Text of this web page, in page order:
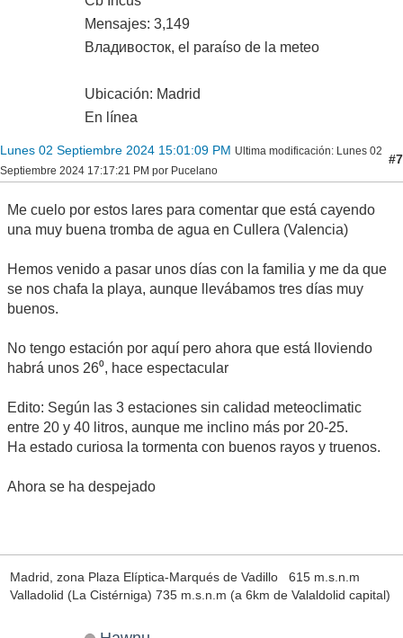
Mensajes: 3,149
Владивосток, el paraíso de la meteo
Ubicación: Madrid
En línea
Lunes 02 Septiembre 2024 15:01:09 PM Ultima modificación: Lunes 02
Septiembre 2024 17:17:21 PM por Pucelano
#7
Me cuelo por estos lares para comentar que está cayendo
una muy buena tromba de agua en Cullera (Valencia)
Hemos venido a pasar unos días con la familia y me da que
se nos chafa la playa, aunque llevábamos tres días muy
buenos.
No tengo estación por aquí pero ahora que está lloviendo
habrá unos 26⁰, hace espectacular
Edito: Según las 3 estaciones sin calidad meteoclimatic
entre 20 y 40 litros, aunque me inclino más por 20-25.
Ha estado curiosa la tormenta con buenos rayos y truenos.
Ahora se ha despejado
Madrid, zona Plaza Elíptica-Marqués de Vadillo 615 m.s.n.m
Valladolid (La Cistérniga) 735 m.s.n.m (a 6km de Valaldolid capital)